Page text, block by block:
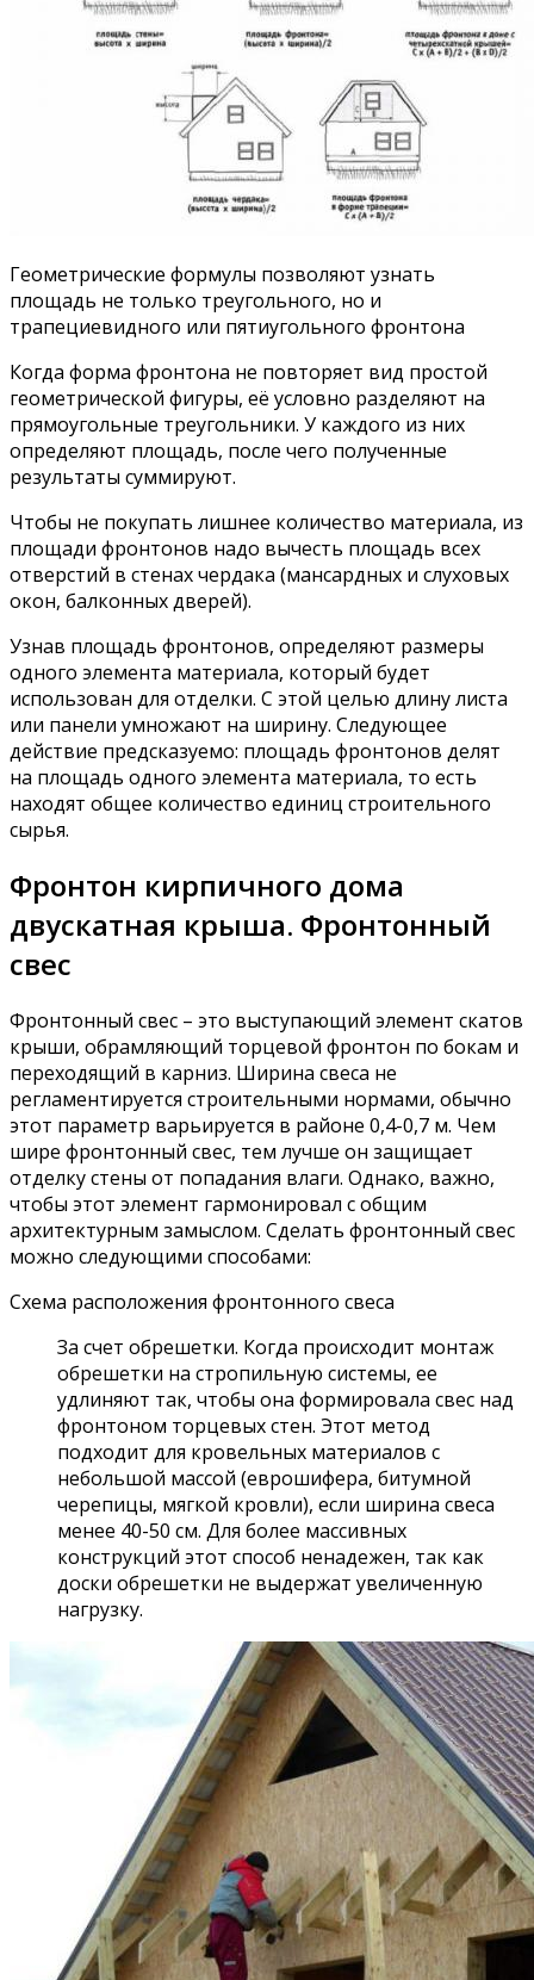
Геометрические формулы позволяют узнать
площадь не только треугольного, но и
трапециевидного или пятиугольного фронтона
Когда форма фронтона не повторяет вид простой
геометрической фигуры, её условно разделяют на
прямоугольные треугольники. У каждого из них
определяют площадь, после чего полученные
результаты суммируют.
Чтобы не покупать лишнее количество материала, из
площади фронтонов надо вычесть площадь всех
отверстий в стенах чердака (мансардных и слуховых
окон, балконных дверей).
Узнав площадь фронтонов, определяют размеры
одного элемента материала, который будет
использован для отделки. С этой целью длину листа
или панели умножают на ширину. Следующее
действие предсказуемо: площадь фронтонов делят
на площадь одного элемента материала, то есть
находят общее количество единиц строительного
сырья.
Фронтон кирпичного дома
двускатная крыша. Фронтонный
свес
Фронтонный свес – это выступающий элемент скатов
крыши, обрамляющий торцевой фронтон по бокам и
переходящий в карниз. Ширина свеса не
регламентируется строительными нормами, обычно
этот параметр варьируется в районе 0,4-0,7 м. Чем
шире фронтонный свес, тем лучше он защищает
отделку стены от попадания влаги. Однако, важно,
чтобы этот элемент гармонировал с общим
архитектурным замыслом. Сделать фронтонный свес
можно следующими способами:
Схема расположения фронтонного свеса
За счет обрешетки. Когда происходит монтаж
обрешетки на стропильную системы, ее
удлиняют так, чтобы она формировала свес над
фронтоном торцевых стен. Этот метод
подходит для кровельных материалов с
небольшой массой (еврошифера, битумной
черепицы, мягкой кровли), если ширина свеса
менее 40-50 см. Для более массивных
конструкций этот способ ненадежен, так как
доски обрешетки не выдержат увеличенную
нагрузку.